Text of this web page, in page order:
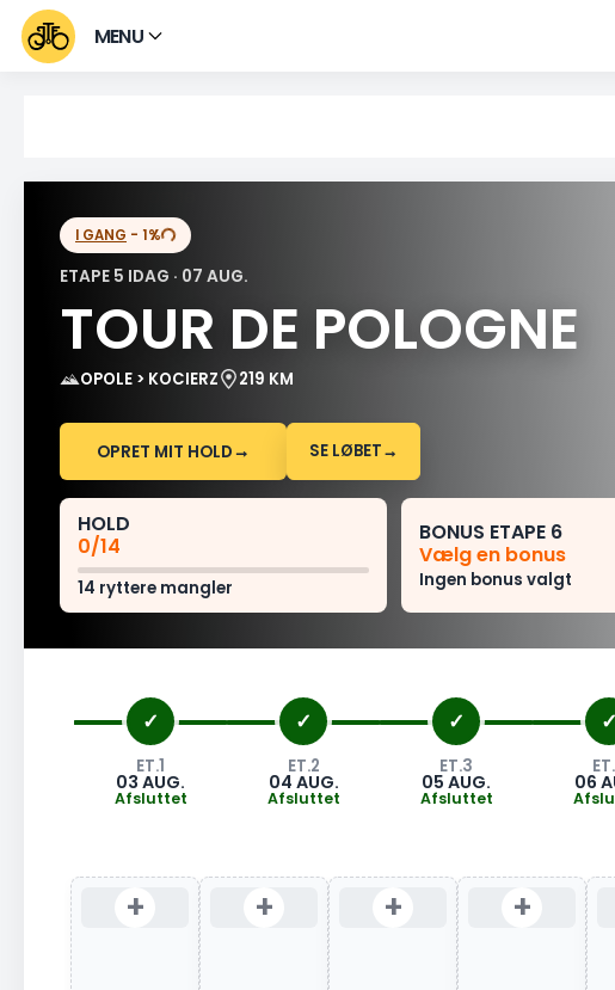
MENU
I GANG - 1%
ETAPE 5 IDAG · 07 AUG.
TOUR DE POLOGNE
OPOLE > KOCIERZ 219 KM
OPRET MIT HOLD→ SE LØBET→
HOLD
0/14
14 ryttere mangler
BONUS ETAPE 6
Vælg en bonus
Ingen bonus valgt
ET.1
03 AUG.
Afsluttet
ET.2
04 AUG.
Afsluttet
ET.3
05 AUG.
Afsluttet
06
+ + + +